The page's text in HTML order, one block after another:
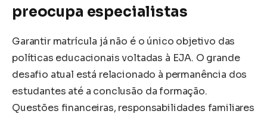
preocupa especialistas
Garantir matrícula já não é o único objetivo das
políticas educacionais voltadas à EJA. O grande
desafio atual está relacionado à permanência dos
estudantes até a conclusão da formação.
Questões financeiras, responsabilidades familiares